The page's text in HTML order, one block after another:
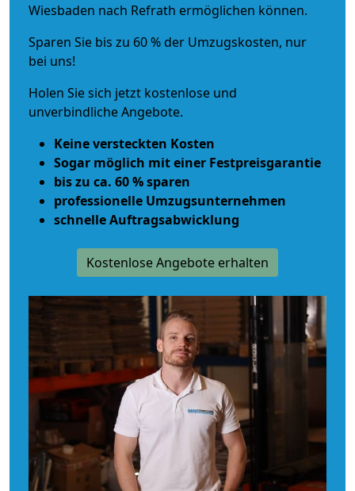
Wiesbaden nach Refrath ermöglichen können.
Sparen Sie bis zu 60 % der Umzugskosten, nur
bei uns!
Holen Sie sich jetzt kostenlose und
unverbindliche Angebote.
Keine versteckten Kosten
Sogar möglich mit einer Festpreisgarantie
bis zu ca. 60 % sparen
professionelle Umzugsunternehmen
schnelle Auftragsabwicklung
Kostenlose Angebote erhalten